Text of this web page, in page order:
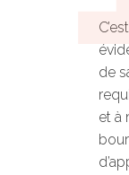
de
et à